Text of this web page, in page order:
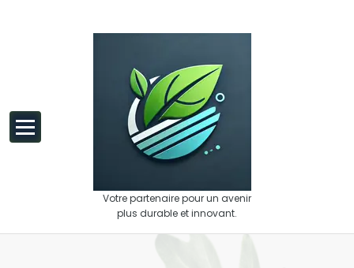
Votre partenaire pour un avenir
plus durable et innovant.